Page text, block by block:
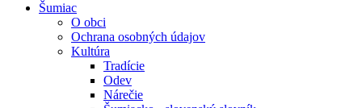
Šumiac
O obci
Ochrana osobných údajov
Kultúra
Tradície
Odev
Nárečie